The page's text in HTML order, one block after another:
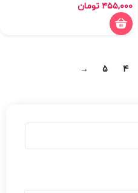
۴۵۵,۰۰۰ تومان
4
5
→